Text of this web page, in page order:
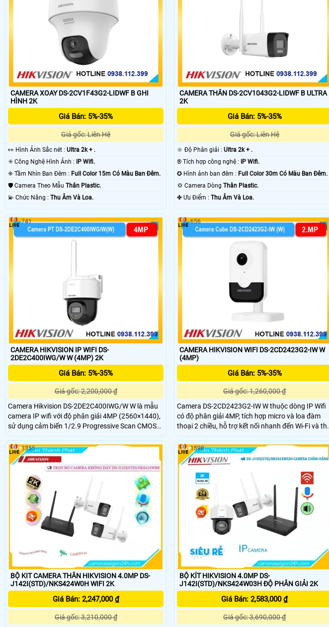
CAMERA XOAY DS-2CV1F43G2-LIDWF B GHI
HÌNH 2K
Giá Bán: 5%-35%
Giá gốc: Liên Hệ
️👀 Hình Ảnh Sắc nét : Ultra 2k + .
✳️ Công Nghệ Hình Ảnh :
IP Wifi.
❈ Tầm Nhìn Ban Đêm : Full Color 15m Có Màu Ban Ðêm.
🛡 Camera Theo Mẫu Thân Plastic.
️💫 Chức Năng : Thu Âm Và Loa.
CAMERA THÂN DS-2CV1043G2-LIDWF B ULTRA
2K
Giá Bán: 5%-35%
Giá gốc: Liên Hệ
🔆 Độ Phân giải : Ultra 2k + .
®️ Tích hợp công nghệ :
IP Wifi.
✪ Hình ảnh ban đêm : Full Color 30m Có Màu Ban Ðêm.
💢 Camera Dòng Thân Plastic.
️✤ Ưu Điểm : Thu Âm Và Loa.
CAMERA HIKVISION IP WIFI DS-
2DE2C400IWG/W W (4MP) 2K
Giá Bán: 5%-35%
Giá gốc: 2,200,000 ₫
Camera Hikvision DS-2DE2C400IWG/W W là mẫu
camera IP wifi với độ phân giải 4MP (2560×1440),
sử dụng cảm biến 1/2.9 Progressive Scan CMOS
cho hình ảnh sắc nét. Hỗ trợ thẻ nhớ microSD lên
đến 512GB, kết nối nhanh chóng đến Wi-Fi, chuẩn
nén H.265+ tiết kiệm băng thông. Camera cũng
được tích hợp tính năng phát hiện thông minh,
phân biệt người và xe, giảm báo động giả hiệu quả.
741
CAMERA HIKVISION WIFI DS-2CD2423G2-IW W
(4MP)
Giá Bán: 5%-35%
Giá gốc: 1,260,000 ₫
Camera DS-2CD2423G2-IW W thuộc dòng IP Wifi
có độ phân giải 4MP, tích hợp micro và loa đàm
thoại 2 chiều, hỗ trợ kết nối nhanh đến Wi-Fi và
nhớ lên đến 512GB. Hikvision còn trang bị công
nghệ AI phát hiện người và phương tiện trân mẫu
camera này giúp giảm thiểu tình trạng báo động
giả.
656
BỘ KIT CAMERA THÂN HIKVISION 4.0MP DS-
J142I(STD)/NKS424W0H WIFI 2K
Giá Bán: 2,247,000 ₫
Giá gốc: 3,210,000 ₫
1355
BỘ KÍT HIKVISION 4.0MP DS-
J142I(STD)/NKS424W03H ĐỘ PHÂN GIẢI 2K
Giá Bán: 2,583,000 ₫
Giá gốc: 3,690,000 ₫
1598